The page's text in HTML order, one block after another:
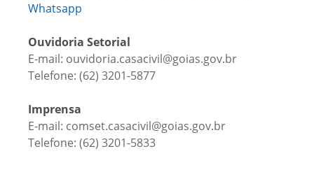
Whatsapp
Ouvidoria Setorial
E-mail: ouvidoria.casacivil@goias.gov.br
Telefone: (62) 3201-5877
Imprensa
E-mail: comset.casacivil@goias.gov.br
Telefone: (62) 3201-5833